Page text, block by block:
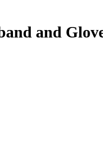
and